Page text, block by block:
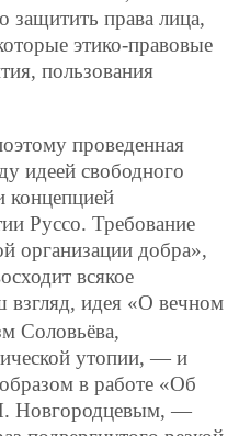
защитить права лица,
этико-правовые
пользования
проведенная
идеей свободного
концепцией
Руссо. Требование
организации добра»,
всякое
взгляд, идея «О вечном
Соловьёва,
утопии, — и
в работе «Об
Новгородцевым, —